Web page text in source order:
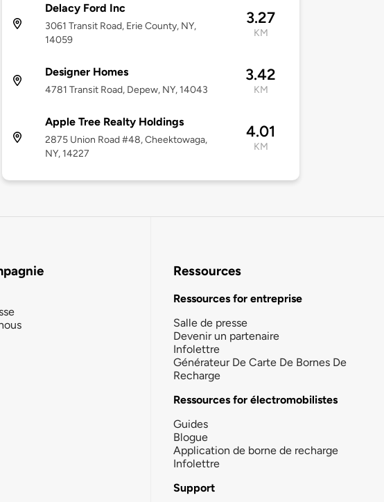
Delacy Ford Inc
3061 Transit Road, Erie County, NY,
14059
3.27
KM
Designer Homes
4781 Transit Road, Depew, NY, 14043
3.42
KM
Apple Tree Realty Holdings
2875 Union Road #48, Cheektowaga,
NY, 14227
4.01
KM
Ressources
Ressources for entreprise
Salle de presse
Devenir un partenaire
Infolettre
Générateur De Carte De Bornes De
Recharge
Ressources for électromobilistes
Guides
Blogue
Application de borne de recharge
Infolettre
Support